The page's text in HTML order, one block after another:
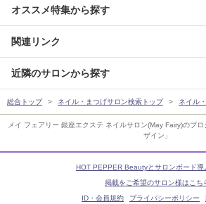
メイ フェアリー 銀座エクステ ネイルサロン(May Fairy)のブ
ザイン」
オススメ特集から探す
関連リンク
近隣のサロンから探す
総合トップ ネイル・まつげサロン検索トップ ネイル
HOT PEPPER Beautyとサロンボード導
掲載をご希望のサロン様はこち
ID・会員規約
プライバシーポリシー